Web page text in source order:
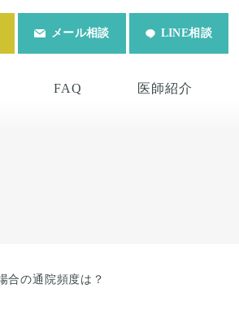
メール相談 LINE相談
FAQ 医師紹介
合の通院頻度は？